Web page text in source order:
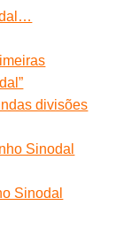
divisões
Sinodal
Sinodal